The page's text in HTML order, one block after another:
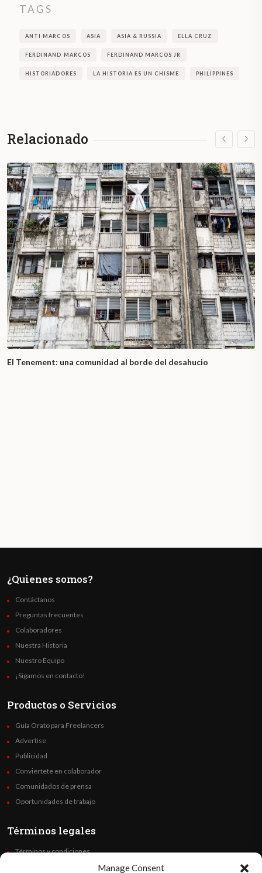
Manage Consent
TAGS
ANTI MARCOS ASIA ASIA & RUSSIA ELLA CRUZ
FERDINAND MARCOS FERDINAND MARCOS JR
HISTORIADORES LA HISTORIA ES UN CHISME PHILIPPINES
Relacionado
El Tenement: una comunidad al borde del desahucio
¿Quienes somos?
Contáctanos
Preguntas frecuentes
Colaboradores
Nuestra Historia
Nuestro Equipo
¡Sigamos en contacto!
Productos o Servicios
Guía Orato para Freelancers
Advertise
Publicidad
Conviértete en colaborador
Comunidados de prensa
Oportunidades de trabajo
Términos legales
Términos y condiciones